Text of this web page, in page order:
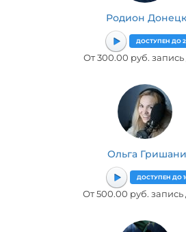
Родион
ДОСТУПЕН ДО
От 300.00 руб. запись
Ольга
ДОСТУПЕН ДО
От 500.00 руб. запись